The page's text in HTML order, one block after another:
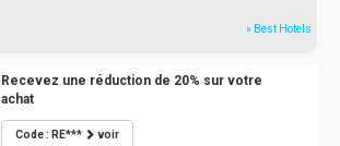
» Best Hotels
Recevez une réduction de 20% sur votre
achat
Code : RE*** voir